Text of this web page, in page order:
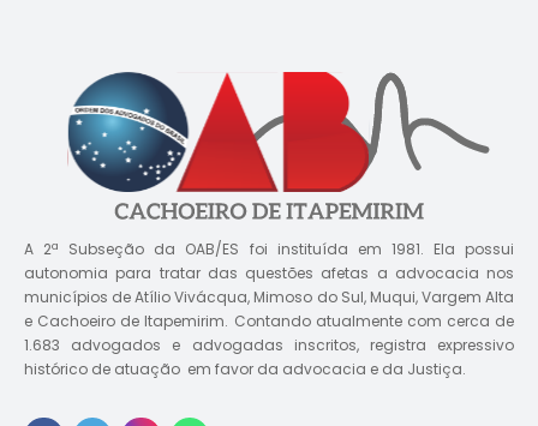
A 2ª Subseção da OAB/ES foi instituída em 1981. Ela possui
autonomia para tratar das questões afetas a advocacia nos
municípios de Atílio Vivácqua, Mimoso do Sul, Muqui, Vargem Alta
e Cachoeiro de Itapemirim. Contando atualmente com cerca de
1.683 advogados e advogadas inscritos, registra expressivo
histórico de atuação em favor da advocacia e da Justiça.